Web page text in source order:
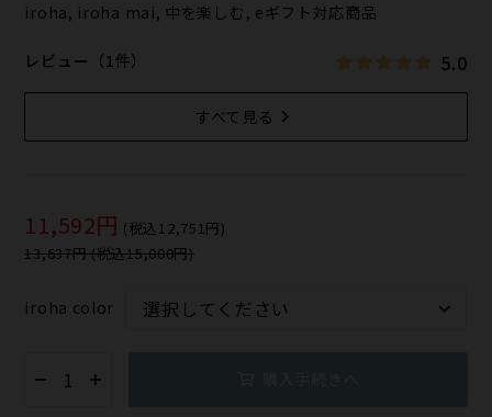
iroha, iroha mai, 中を楽しむ, eギフト対応商品
レビュー（1件） 5.0
すべて見る
11,592円 (税込12,751円)
13,637円 (税込15,000円)
iroha color